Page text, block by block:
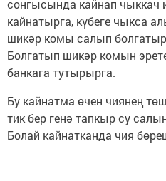
сонгысында кайнап чыккач
кайнатырга, күбеге чыкса
шикәр комы салып
Болгатып шикәр комын
банкага тутырырга.
Бу кайнатма өчен чиянең
тик бер генә тапкыр су
Болай кайнатканда чия